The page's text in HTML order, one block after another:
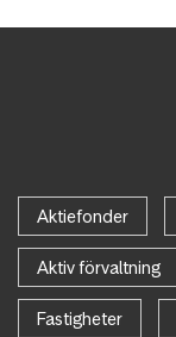
Aktiefonder
Aktiv förvaltning
Fastigheter